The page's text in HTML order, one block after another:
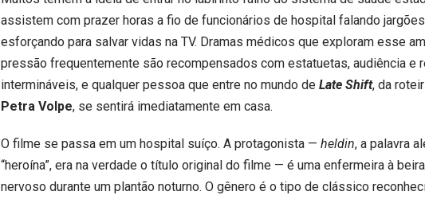
assistem com prazer horas a fio de funcionários de hospital falando
esforçando para salvar vidas na TV. Dramas médicos que exploram esse
pressão frequentemente são recompensados ​​com estatuetas, audiência e
intermináveis, e qualquer pessoa que entre no mundo deLate Shift, da
Petra Volpe, se sentirá imediatamente em casa.
O filme se passa em um hospital suíço. A protagonista —heldin, a palavra
“heroína”, era na verdade o título original do filme — é uma enfermeira à
nervoso durante um plantão noturno. O gênero é o tipo de clássico